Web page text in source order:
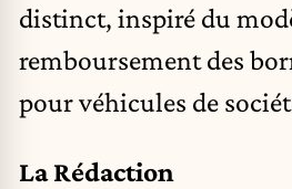
distinct, inspiré du
remboursement des
pour véhicules de
La Rédaction